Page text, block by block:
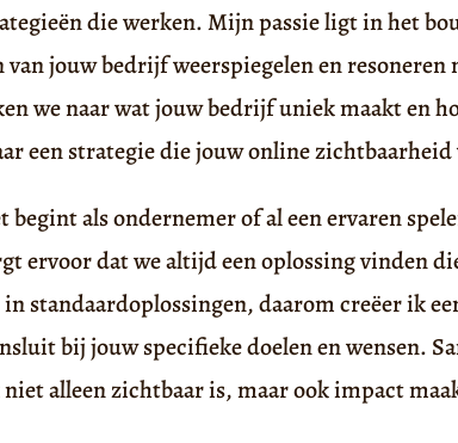
die werken. Mijn passie ligt in het
van jouw bedrijf weerspiegelen en resoneren
we naar wat jouw bedrijf uniek maakt en
een strategie die jouw online
begint als ondernemer of al een ervaren
ervoor dat we altijd een oplossing vinden
standaardoplossingen, daarom creëer ik
bij jouw specifieke doelen en wensen.
alleen zichtbaar is, maar ook impact